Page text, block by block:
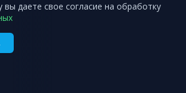
даете свое согласие на обработку